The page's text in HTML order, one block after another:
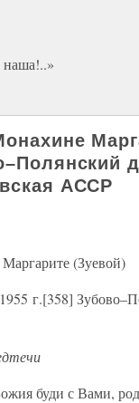
наша!..»
АССР
(Зуевой)
г.[358]
буди с Вами,